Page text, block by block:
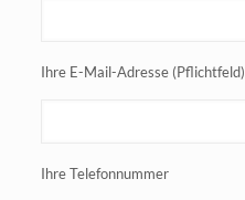
Ihre E-Mail-Adresse (Pflichtfeld)
Ihre Telefonnummer